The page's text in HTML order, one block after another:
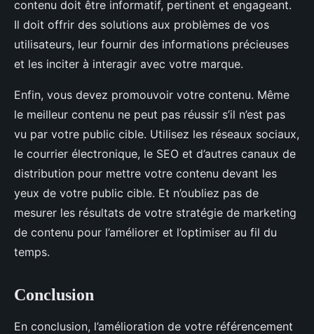
contenu doit être informatif, pertinent et engageant.
Il doit offrir des solutions aux problèmes de vos
utilisateurs, leur fournir des informations précieuses
et les inciter à interagir avec votre marque.
Enfin, vous devez promouvoir votre contenu. Même
le meilleur contenu ne peut pas réussir s’il n’est pas
vu par votre public cible. Utilisez les réseaux sociaux,
le courrier électronique, le SEO et d’autres canaux de
distribution pour mettre votre contenu devant les
yeux de votre public cible. Et n’oubliez pas de
mesurer les résultats de votre stratégie de marketing
de contenu pour l’améliorer et l’optimiser au fil du
temps.
Conclusion
En conclusion, l’amélioration de votre référencement